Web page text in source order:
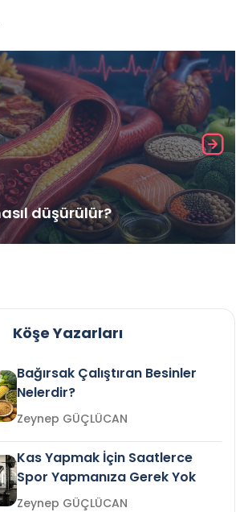
düşürülür?
Köşe Yazarları
Bağırsak Çalıştıran Besinler
Nelerdir?
Zeynep GÜÇLÜCAN
Kas Yapmak İçin Saatlerce
Spor Yapmanıza Gerek Yok
Zeynep GÜÇLÜCAN